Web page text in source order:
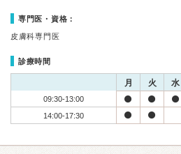
専門医・資格：
皮膚科専門医
診療時間
月 火 水
09:30-13:00
14:00-17:30